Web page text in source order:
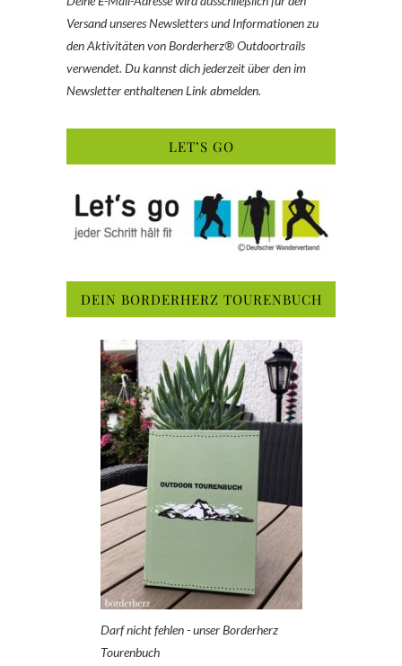
Versand unseres Newsletters und Informationen zu
den Aktivitäten von Borderherz® Outdoortrails
verwendet. Du kannst dich jederzeit über den im
Newsletter enthaltenen Link abmelden.
LET’S GO
DEIN BORDERHERZ TOURENBUCH
Darf nicht fehlen - unser Borderherz
Tourenbuch